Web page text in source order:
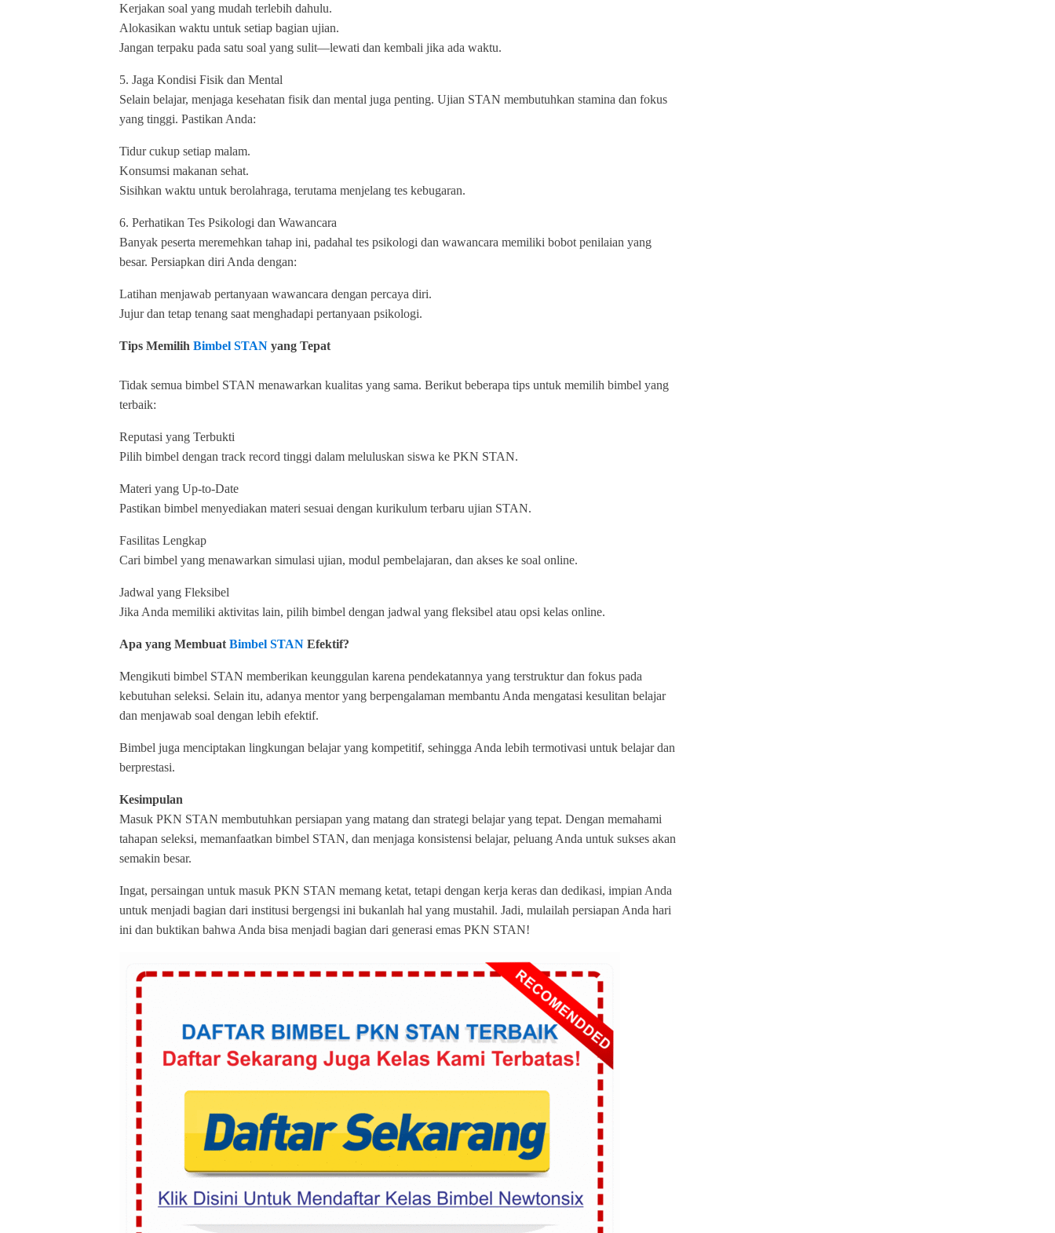
Kerjakan soal yang mudah terlebih dahulu.
Alokasikan waktu untuk setiap bagian ujian.
Jangan terpaku pada satu soal yang sulit—lewati dan kembali jika ada waktu.
5. Jaga Kondisi Fisik dan Mental
Selain belajar, menjaga kesehatan fisik dan mental juga penting. Ujian STAN membutuhkan stamina dan fokus
yang tinggi. Pastikan Anda:
Tidur cukup setiap malam.
Konsumsi makanan sehat.
Sisihkan waktu untuk berolahraga, terutama menjelang tes kebugaran.
6. Perhatikan Tes Psikologi dan Wawancara
Banyak peserta meremehkan tahap ini, padahal tes psikologi dan wawancara memiliki bobot penilaian yang
besar. Persiapkan diri Anda dengan:
Latihan menjawab pertanyaan wawancara dengan percaya diri.
Jujur dan tetap tenang saat menghadapi pertanyaan psikologi.
Tips Memilih Bimbel STAN yang Tepat
Tidak semua bimbel STAN menawarkan kualitas yang sama. Berikut beberapa tips untuk memilih bimbel yang
terbaik:
Reputasi yang Terbukti
Pilih bimbel dengan track record tinggi dalam meluluskan siswa ke PKN STAN.
Materi yang Up-to-Date
Pastikan bimbel menyediakan materi sesuai dengan kurikulum terbaru ujian STAN.
Fasilitas Lengkap
Cari bimbel yang menawarkan simulasi ujian, modul pembelajaran, dan akses ke soal online.
Jadwal yang Fleksibel
Jika Anda memiliki aktivitas lain, pilih bimbel dengan jadwal yang fleksibel atau opsi kelas online.
Apa yang Membuat Bimbel STAN Efektif?
Mengikuti bimbel STAN memberikan keunggulan karena pendekatannya yang terstruktur dan fokus pada
kebutuhan seleksi. Selain itu, adanya mentor yang berpengalaman membantu Anda mengatasi kesulitan belajar
dan menjawab soal dengan lebih efektif.
Bimbel juga menciptakan lingkungan belajar yang kompetitif, sehingga Anda lebih termotivasi untuk belajar dan
berprestasi.
Kesimpulan
Masuk PKN STAN membutuhkan persiapan yang matang dan strategi belajar yang tepat. Dengan memahami
tahapan seleksi, memanfaatkan bimbel STAN, dan menjaga konsistensi belajar, peluang Anda untuk sukses akan
semakin besar.
Ingat, persaingan untuk masuk PKN STAN memang ketat, tetapi dengan kerja keras dan dedikasi, impian Anda
untuk menjadi bagian dari institusi bergengsi ini bukanlah hal yang mustahil. Jadi, mulailah persiapan Anda hari
ini dan buktikan bahwa Anda bisa menjadi bagian dari generasi emas PKN STAN!